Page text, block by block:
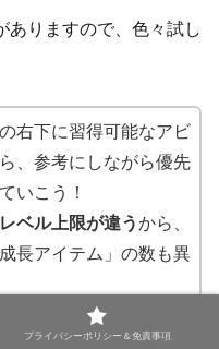
ありますので、色々試し
右下に習得可能なアビ
、参考にしながら優先
いこう！
ベル上限が違うから、
長アイテム」の数も異
プライバシーポリシー＆免責事項